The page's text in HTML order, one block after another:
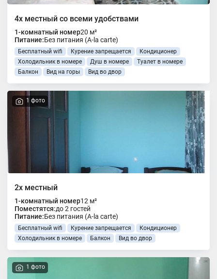
4х местный со всеми удобствами
1-комнатный номер20 м²
Питание:Без питания (A-la carte)
Бесплатный wifi Курение запрещается
Кондиционер
Холодильник в номере
Душ в номере
Туалет в номере
Балкон
Вид на горы Вид во двор
1 фото
2х местный
1-комнатный номер12 м²
Поместятся:до 2 гостей
Питание:Без питания (A-la carte)
Бесплатный wifi Курение запрещается
Кондиционер
Холодильник в номере
Балкон Вид во двор
1 фото